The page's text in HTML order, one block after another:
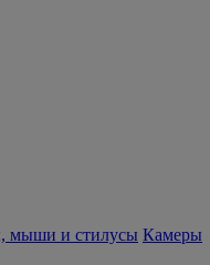
мыши и стилусы Камеры